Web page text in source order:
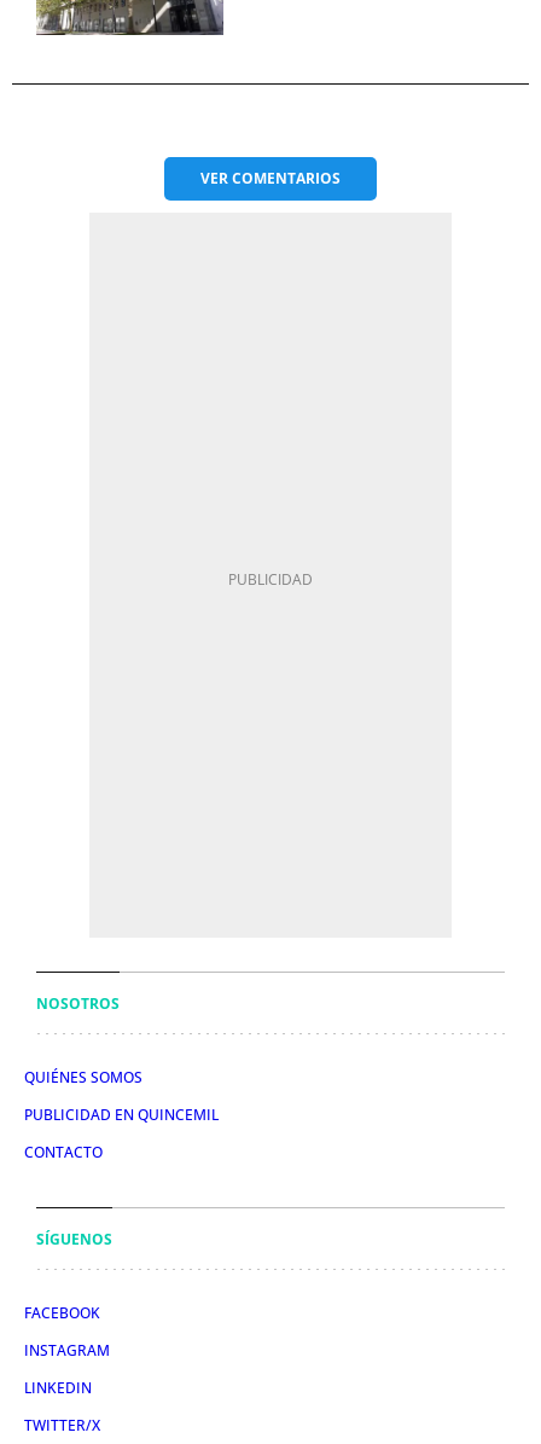
VERCOMENTARIOS
NOSOTROS
QUIÉNES SOMOS
PUBLICIDAD EN QUINCEMIL
CONTACTO
SÍGUENOS
FACEBOOK
INSTAGRAM
LINKEDIN
TWITTER/X